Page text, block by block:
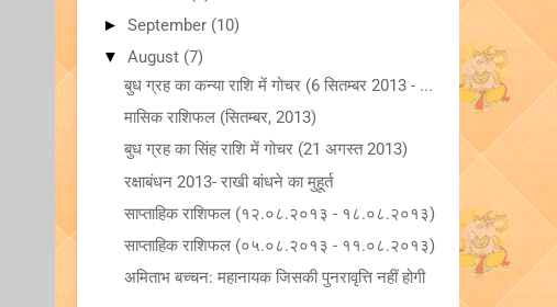
► September (10)
▼ August (7)
बुध ग्रह का कन्या राशि में गोचर (6 सितम्बर 2013 - ...
मासिक राशिफल (सितम्बर, 2013)
बुध ग्रह का सिंह राशि में गोचर (21 अगस्त 2013)
रक्षाबंधन 2013- राखी बांधने का मुहूर्त
साप्ताहिक राशिफल (१२.०८.२०१३ - १८.०८.२०१३)
साप्ताहिक राशिफल (०५.०८.२०१३ - ११.०८.२०१३)
अमिताभ बच्चन: महानायक जिसकी पुनरावृत्ति नहीं होगी